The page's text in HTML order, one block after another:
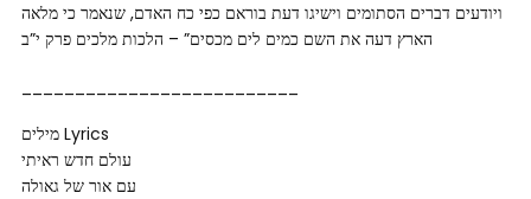
ויודעים דברים הסתומים וישיגו דעת בוראם כפי כח האדם, שנאמר כי מלאה
הארץ דעה את השם כמים לים מכסים” – הלכות מלכים פרק י”ב
מילים Lyrics
עולם חדש ראיתי
‏עם אור של גאולה